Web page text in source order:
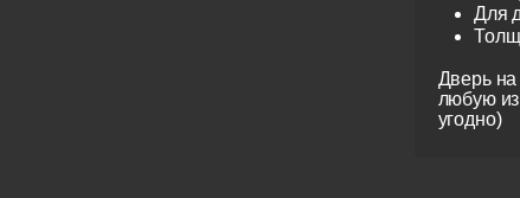
Для
Дверь на
любую из
угодно)